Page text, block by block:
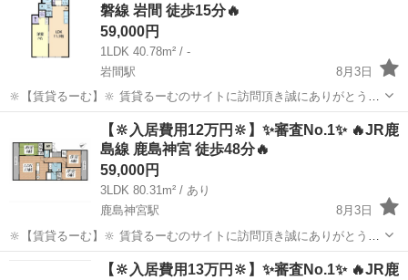
磐線 岩間 徒歩15分🔥
59,000円
1LDK 40.78m² / -
岩間駅
8月3日
🔆【賃貸るーむ】🔆 賃貸るーむのサイトに訪問頂き誠にありがとうご
ざいます🙇 当社では、どこよりも安く入居できる不動産屋を目指し 活
動しております。 ✨コンセプト✨ 1，お客様ご自身で...
岩間駅 一戸建て 物件
【🔆入居費用12万円🔆】✨審査No.1✨ 🔥JR鹿
島線 鹿島神宮 徒歩48分🔥
59,000円
3LDK 80.31m² / あり
鹿島神宮駅
8月3日
🔆【賃貸るーむ】🔆 賃貸るーむのサイトに訪問頂き誠にありがとうご
ざいます🙇 当社では、どこよりも安く入居できる不動産屋を目指し 活
動しております。 ✨コンセプト✨ 1，お客様ご自身で...
鹿島神宮駅 一戸建て 物件
【🔆入居費用13万円🔆】✨審査No.1✨ 🔥JR鹿